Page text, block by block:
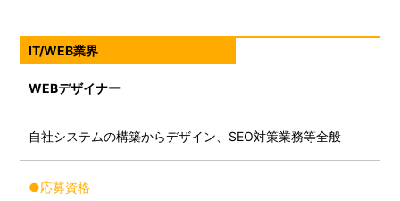
IT/WEB業界
WEBデザイナー
自社システムの構築からデザイン、SEO対策業務等全般
●応募資格